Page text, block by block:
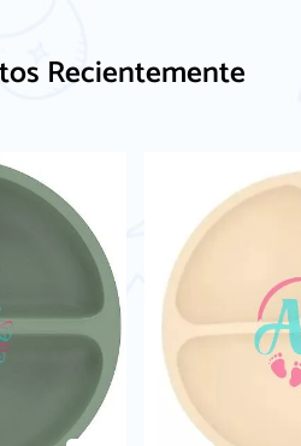
Recientemente